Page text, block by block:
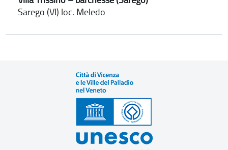
Sarego (VI) loc. Meledo